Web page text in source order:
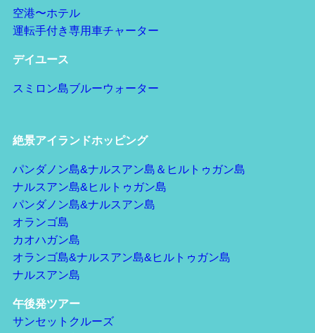
空港〜ホテル
運転手付き専用車チャーター
デイユース
スミロン島ブルーウォーター
絶景アイランドホッピング
パンダノン島&ナルスアン島＆ヒルトゥガン島
ナルスアン島&ヒルトゥガン島
パンダノン島&ナルスアン島
オランゴ島
カオハガン島
オランゴ島&ナルスアン島&ヒルトゥガン島
ナルスアン島
午後発ツアー
サンセットクルーズ